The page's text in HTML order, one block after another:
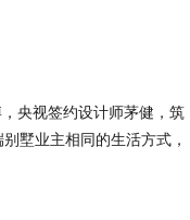
央视签约设计师茅健，筑
墅业主相同的生活方式，